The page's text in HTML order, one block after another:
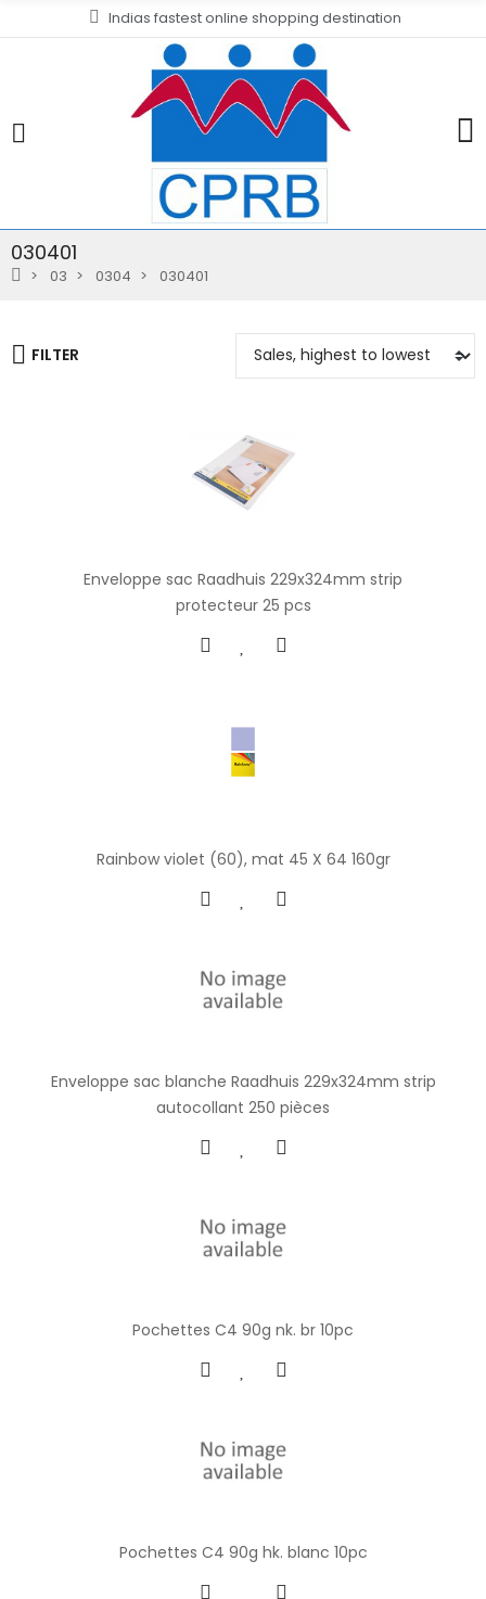
Indias fastest online shopping destination
030401
03 0304 030401
FILTER
Enveloppe sac Raadhuis 229x324mm strip
protecteur 25 pcs
Rainbow violet (60), mat 45 X 64 160gr
Enveloppe sac blanche Raadhuis 229x324mm strip
autocollant 250 pièces
Pochettes C4 90g nk. br 10pc
Pochettes C4 90g hk. blanc 10pc